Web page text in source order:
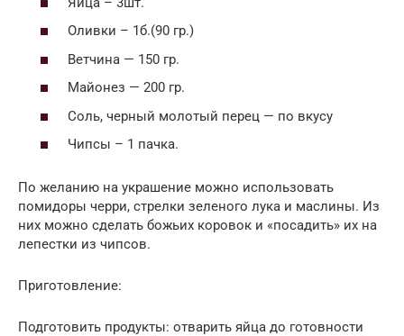
Оливки – 1б.(90 гр.)
Ветчина — 150 гр.
Майонез — 200 гр.
Соль, черный молотый перец — по вкусу
Чипсы – 1 пачка.
По желанию на украшение можно использовать
помидоры черри, стрелки зеленого лука и маслины. Из
них можно сделать божьих коровок и «посадить» их на
лепестки из чипсов.
Приготовление:
Подготовить продукты: отварить яйца до готовности